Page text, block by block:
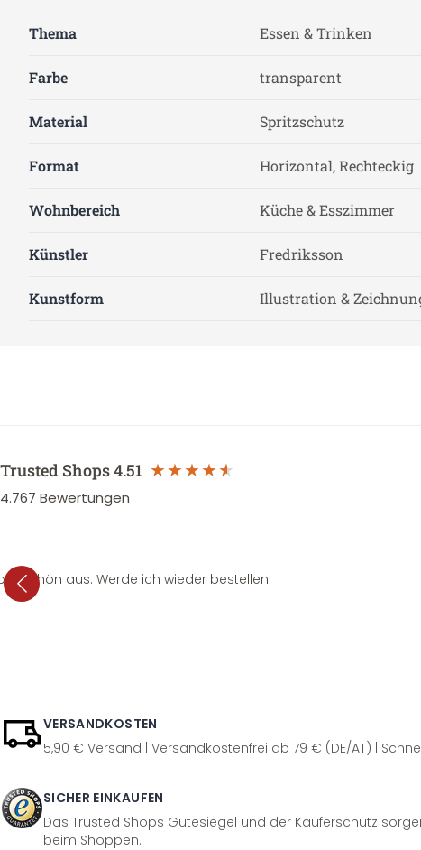
Thema Essen & Trinken
Farbe transparent
Material Spritzschutz
Format Horizontal, Rechteckig
Wohnbereich Küche & Esszimmer
Künstler Fredriksson
Kunstform Illustration &
Trusted Shops4.51
4.767 Bewertungen
schön aus. Werde ich wieder bestellen.
VERSANDKOSTEN
5,90 € Versand | Versandkostenfrei ab 79 € (DE/AT) |
SICHER EINKAUFEN
Das Trusted Shops Gütesiegel und der Käuferschutz
beim Shoppen.